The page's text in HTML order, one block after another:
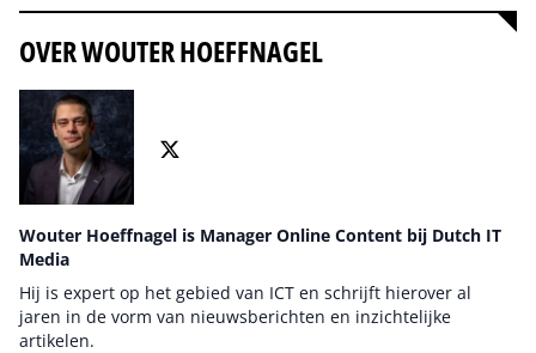
OVER WOUTER HOEFFNAGEL
Wouter Hoeffnagel is Manager Online Content bij Dutch IT
Media
Hij is expert op het gebied van ICT en schrijft hierover al
jaren in de vorm van nieuwsberichten en inzichtelijke
artikelen.